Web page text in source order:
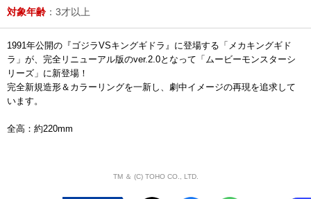
対象年齢 ：3才以上
1991年公開の『ゴジラVSキングギドラ』に登場する「メカキングギド
ラ」が、完全リニューアル版のver.2.0となって「ムービーモンスターシ
リーズ」に新登場！
完全新規造形＆カラーリングを一新し、劇中イメージの再現を追求して
います。
全高：約220mm
TM ＆ (C) TOHO CO., LTD.